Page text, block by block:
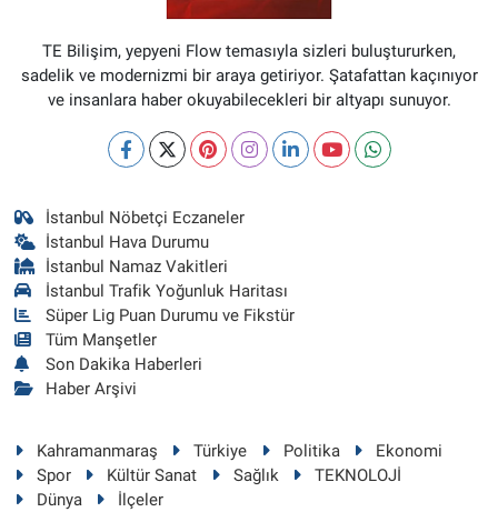
TE Bilişim, yepyeni Flow temasıyla sizleri buluştururken,
sadelik ve modernizmi bir araya getiriyor. Şatafattan kaçınıyor
ve insanlara haber okuyabilecekleri bir altyapı sunuyor.
İstanbul Nöbetçi Eczaneler
İstanbul Hava Durumu
İstanbul Namaz Vakitleri
İstanbul Trafik Yoğunluk Haritası
Süper Lig Puan Durumu ve Fikstür
Tüm Manşetler
Son Dakika Haberleri
Haber Arşivi
Kahramanmaraş Türkiye Politika
Ekonomi
Spor
Kültür Sanat Sağlık
TEKNOLOJİ
Dünya
İlçeler